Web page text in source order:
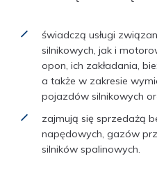
świadczą usługi
silnikowych, jak i
opon, ich zakładania,
a także w zakresie
pojazdów silnikowych
zajmują się sprzedażą
napędowych, gazów
silników spalinowych.